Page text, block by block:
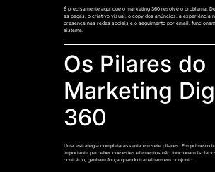
É precisamente aqui que o marketing 360 resolve o problema.
as peças, o criativo visual, o copy dos anúncios, a experiência
presença nas redes sociais e o seguimento por email,
sistema.
Os Pilares do
Marketing
360
Uma estratégia completa assenta em sete pilares. Em primeiro
importante perceber que estes elementos não funcionam
contrário, ganham força quando trabalham em conjunto.